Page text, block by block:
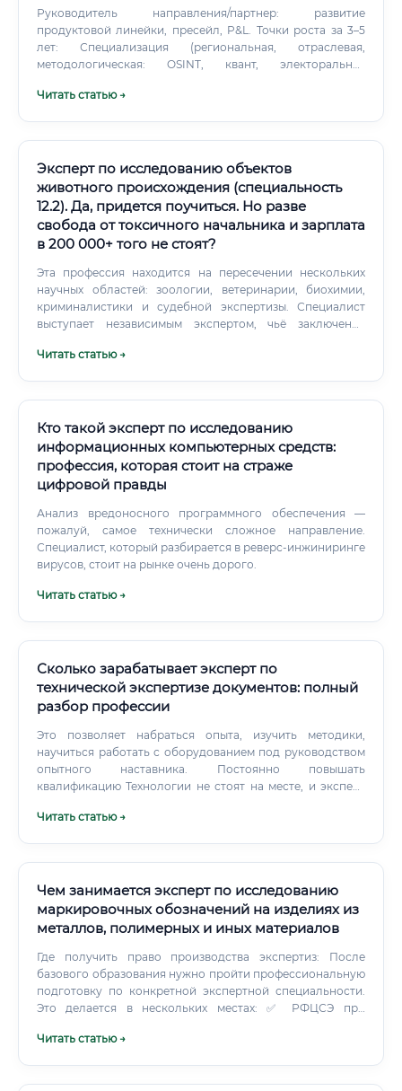
Руководитель направления/партнер: развитие
продуктовой линейки, пресейл, P&L. Точки роста за 3–5
лет: Специализация (региональная, отраслeвая,
методологическая: OSINT, квант, электоральная
закрытых консорциумах экспертов.
Читать статью →
Эксперт по исследованию объектов
животного происхождения (специальность
12.2). Да, придется поучиться. Но разве
свобода от токсичного начальника и зарплата
в 200 000+ того не стоят?
Эта профессия находится на пересечении нескольких
научных областей: зоологии, ветеринарии, биохимии,
криминалистики и судебной экспертизы. Специалист
выступает независимым экспертом, чьё заключение
таможне, органах государственного контроля.
Читать статью →
Кто такой эксперт по исследованию
информационных компьютерных средств:
профессия, которая стоит на страже
цифровой правды
Анализ вредоносного программного обеспечения —
пожалуй, самое технически сложное направление.
Специалист, который разбирается в реверс-инжиниринге
вирусов, стоит на рынке очень дорого.
Читать статью →
Сколько зарабатывает эксперт по
технической экспертизе документов: полный
разбор профессии
Это позволяет набраться опыта, изучить методики,
научиться работать с оборудованием под руководством
опытного наставника. Постоянно повышать
квалификацию Технологии не стоят на месте, и эксперт
Читать статью →
Чем занимается эксперт по исследованию
маркировочных обозначений на изделиях из
металлов, полимерных и иных материалов
Где получить право производства экспертиз: После
базового образования нужно пройти профессиональную
подготовку по конкретной экспертной специальности.
Это делается в нескольких местах: ✅ РФЦСЭ при
судебной экспертизы) — один из главных центров
Читать статью →